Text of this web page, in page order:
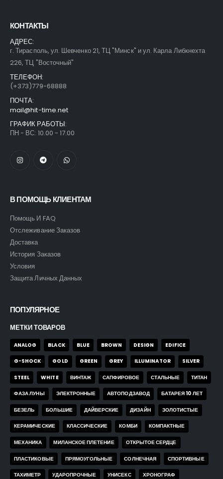
КОНТАКТЫ
АДРЕС:
г. Тирасполь, ул. Шевченко 21, ТЦ "Минск" и ул. Карла Либкнехта
226, ТЦ "Восточный"
ТЕЛЕФОН:
(+373)779-68888
ПОЧТА:
mail@hit-time.net
ГРАФИК РАБОТЫ:
ПН - ВС: 10.00 - 17.00
В ПОМОЩЬ КЛИЕНТАМ
Помощь И FAQ
Отслеживание Заказов
Доставка
История Заказов
Условия
Защита Личных Данных
ПОПУЛЯРНОЕ
МЕТКИ ТОВАРОВ
ANALOG BLACK BLUE BROWN DESIGN EDIFICE
G-SHOCK GOLD GREEN GREY ILLUMINATOR SILVER
STEEL WHITE ВИНТАЖ САПФИРОВОЕ СТАЛЬНЫЕ ТИТАН
ФАЗА ЛУНЫ ЭЛЕКТРОННЫЕ АВТОПОДЗАВОД БАТАРЕЯ 10 ЛЕТ
БЕЗЕЛЬ БОЛЬШИЕ ДАЙВЕРСКИЕ ДИЗАЙН ЗОЛОТИСТЫЕ
КЕРАМИЧЕСКИЕ КЛАССИЧЕСКИЕ КОМБИ КОМПАКТНЫЕ
МЕХАНИКА МИЛАНСКОЕ ПЛЕТЕНИЕ ОТКРЫТОЕ СЕРДЦЕ
ПЛАСТИКОВЫЕ ПРЯМОУГОЛЬНЫЕ СОЛНЕЧНАЯ СПОРТИВНЫЕ
ТАХИМЕТР УДАРОПРОЧНЫЕ УНИСЕКС ХРОНОГРАФ